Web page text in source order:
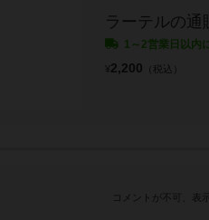
ラーテルの通
1～2営業日以内
¥2,200 （税込）
コメントが不可、表